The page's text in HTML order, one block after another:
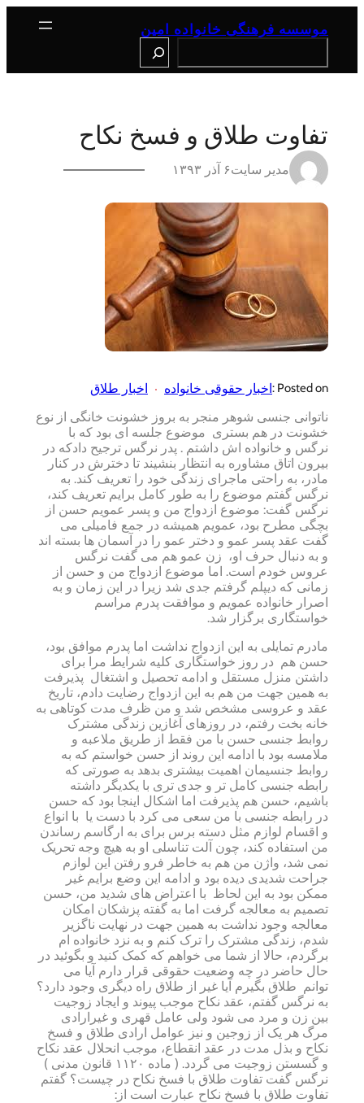
موسسه فرهنگی خانواده امین
تفاوت طلاق و فسخ نکاح
مدیر سایت۶ آذر ۱۳۹۳
Posted on : اخبار حقوقی خانواده
اخبار طلاق
ناتوانی جنسی شوهر منجر به بروز خشونت خانگی از نوع
خشونت در هم بستری موضوع جلسه ای بود که با
نرگس و خانواده اش داشتم . پدر نرگس ترجیح دادکه در
بیرون اتاق مشاوره به انتظار بنشیند تا دخترش در کنار
مادر، به راحتی ماجرای زندگی خود را تعریف کند. به
نرگس گفتم موضوع را به طور کامل برایم تعریف کند،
نرگس گفت: موضوع ازدواج من و پسر عمویم حسن از
بچگی مطرح بود، عمویم همیشه در جمع فامیلی می
گفت عقد پسر عمو و دختر عمو را در آسمان ها بسته اند
و به دنبال حرف او، زن عمو هم می گفت نرگس
عروس خودم است. اما موضوع ازدواج من و حسن از
زمانی که دیپلم گرفتم جدی شد زیرا در این زمان و به
اصرار خانواده عمویم و موافقت پدرم مراسم
خواستگاری برگزار شد.
مادرم تمایلی به این ازدواج نداشت اما پدرم موافق بود،
حسن هم در روز خواستگاری کلیه شرایط مرا برای
داشتن منزل مستقل و ادامه تحصیل و اشتغال پذیرفت
به همین جهت من هم به این ازدواج رضایت دادم، تاریخ
عقد و عروسی مشخص شد و من ظرف مدت کوتاهی به
خانه بخت رفتم، در روزهای آغازین زندگی مشترک
روابط جنسی حسن با من فقط از طریق ملاعبه و
ملامسه بود با ادامه این روند از حسن خواستم که به
روابط جنسیمان اهمیت بیشتری بدهد به صورتی که
رابطه جنسی کامل تر و جدی تری با یکدیگر داشته
باشیم، حسن هم پذیرفت اما اشکال اینجا بود که حسن
در رابطه جنسی با من سعی می کرد با دست یا با انواع
و اقسام لوازم مثل دسته برس برای به ارگاسم رساندن
من استفاده کند، چون آلت تناسلی او به هیچ وجه تحریک
نمی شد، واژن من هم به خاطر فرو رفتن این لوازم
جراحت شدیدی دیده بود و ادامه این وضع برایم غیر
ممکن بود به این لحاظ با اعتراض های شدید من، حسن
تصمیم به معالجه گرفت اما به گفته پزشکان امکان
معالجه وجود نداشت به همین جهت در نهایت ناگزیر
شدم، زندگی مشترک را ترک کنم و به نزد خانواده ام
برگردم، حالا از شما می خواهم که کمک کنید و بگوئید در
حال حاضر در چه وضعیت حقوقی قرار دارم آیا می
توانم طلاق بگیرم آیا غیر از طلاق راه دیگری وجود دارد؟
به نرگس گفتم، عقد نکاح موجب پیوند و ایجاد زوجیت
بین زن و مرد می شود ولی عامل قهری و غیرارادی
مرگ هر یک از زوجین و نیز عوامل ارادی طلاق و فسخ
نکاح و بذل مدت در عقد انقطاع، موجب انحلال عقد نکاح
و گسستن زوجیت می گردد. ( ماده ۱۱۲۰ قانون مدنی )
نرگس گفت تفاوت طلاق با فسخ نکاح در چیست؟ گفتم
تفاوت طلاق با فسخ نکاح عبارت است از: